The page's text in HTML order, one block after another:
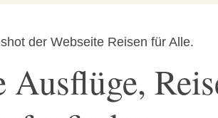
8 Zuschüsse
Führerschein
Badelift
E-Mobil